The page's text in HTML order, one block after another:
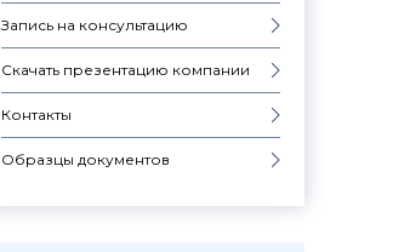
Запись на консультацию
Скачать презентацию компании
Контакты
Образцы документов